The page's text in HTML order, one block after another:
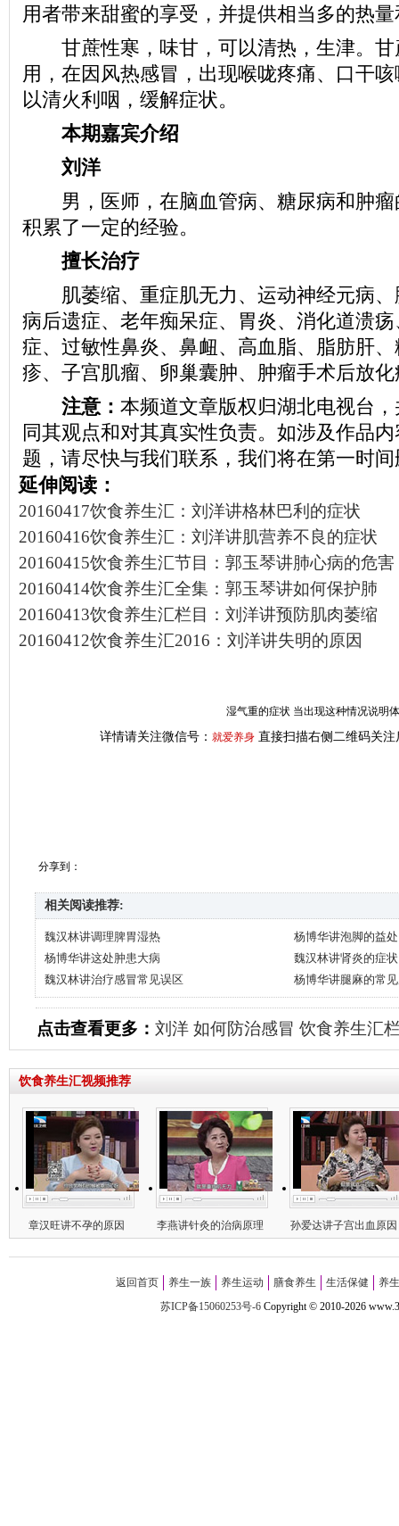
用者带来甜蜜的享受，并提供相当多的热
甘蔗性寒，味甘，可以清热，生津。甘
用，在因风热感冒，出现喉咙疼痛、口干
以清火利咽，缓解症状。
本期嘉宾介绍
刘洋
男，医师，在脑血管病、糖尿病和肿瘤
积累了一定的经验。
擅长治疗
肌萎缩、重症肌无力、运动神经元病、
病后遗症、老年痴呆症、胃炎、消化道溃
症、过敏性鼻炎、鼻衄、高血脂、脂肪肝
疹、子宫肌瘤、卵巢囊肿、肿瘤手术后放
注意： 本频道文章版权归湖北电视台
同其观点和对其真实性负责。如涉及作品
题，请尽快与我们联系，我们将在第一时
延伸阅读：
20160417饮食养生汇：刘洋讲格林巴利的症状
20160416饮食养生汇：刘洋讲肌营养不良的症状
20160415饮食养生汇节目：郭玉琴讲肺心病的危害
20160414饮食养生汇全集：郭玉琴讲如何保护肺
20160413饮食养生汇栏目：刘洋讲预防肌肉萎缩
20160412饮食养生汇2016：刘洋讲失明的原因
湿气重的症状 当出现这种情况说明
详情请关注微信号： 就爱养身 直接扫描右侧二维码关注
分享到：
相关阅读推荐:
魏汉林讲调理脾胃湿热
杨博华讲泡脚的益处
杨博华讲这处肿患大病
魏汉林讲肾炎的症状
魏汉林讲治疗感冒常见误区
杨博华讲腿麻的常
点击查看更多： 刘洋 如何防治感冒 饮食养生汇
饮食养生汇视频推荐
章汉旺讲不孕的原因 李燕讲针灸的治病原理 孙爱达讲子宫出血原因
返回首页 养生一族 养生运动 膳食养生 生活保健
养
苏ICP备15060253号-6Copyright©2010-2026